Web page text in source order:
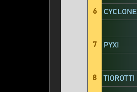
6 CYCLONE
7 PYXI
8 TIOROTTI